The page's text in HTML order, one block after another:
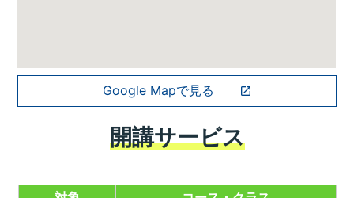
Google Mapで見る
開講サービス